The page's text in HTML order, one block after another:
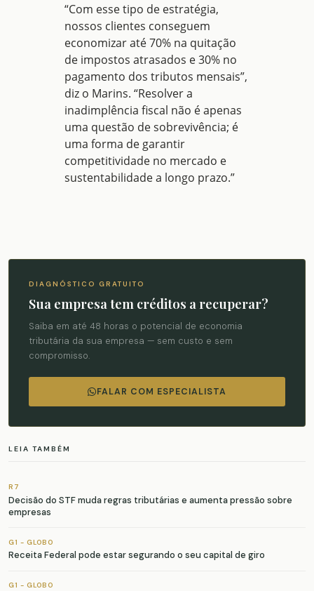
“Com esse tipo de estratégia,
nossos clientes conseguem
economizar até 70% na quitação
de impostos atrasados e 30% no
pagamento dos tributos mensais”,
diz o Marins. “Resolver a
inadimplência fiscal não é apenas
uma questão de sobrevivência; é
uma forma de garantir
competitividade no mercado e
sustentabilidade a longo prazo.”
DIAGNÓSTICO GRATUITO
Sua empresa tem créditos a recuperar?
Saiba em até 48 horas o potencial de economia
tributária da sua empresa — sem custo e sem
compromisso.
FALAR COM ESPECIALISTA
LEIA TAMBÉM
R7
Decisão do STF muda regras tributárias e aumenta pressão sobre
empresas
G1 - GLOBO
Receita Federal pode estar segurando o seu capital de giro
G1 - GLOBO